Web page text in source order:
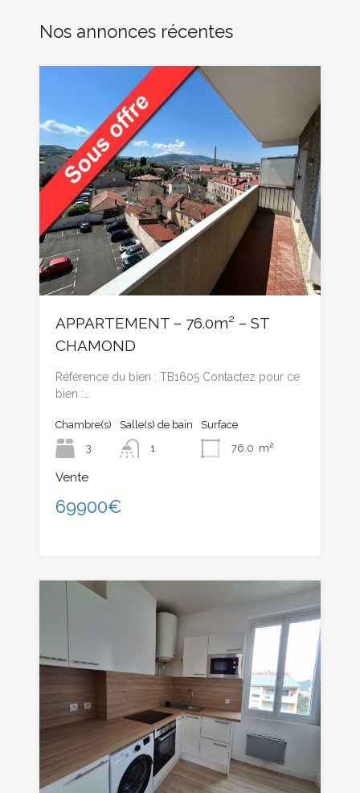
Nos annonces récentes
APPARTEMENT – 76.0m² – ST
CHAMOND
Référence du bien : TB1605 Contactez pour ce
bien :…
Chambre(s)
3
Salle(s) de bain
1
Surface
76.0 m²
Vente
69900€